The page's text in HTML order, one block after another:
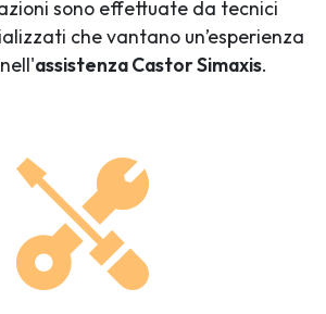
sono effettuate da tecnici
che vantano un’esperienza
assistenza Castor Simaxis.